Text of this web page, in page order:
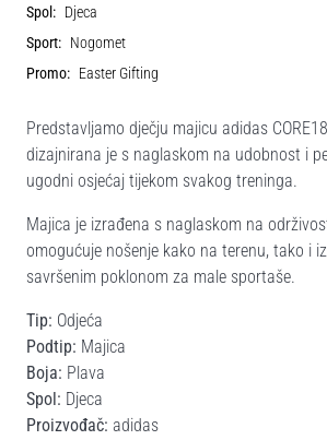
Spol: Djeca
Sport: Nogomet
Promo: Easter Gifting
Predstavljamo dječju majicu adidas
dizajnirana je s naglaskom na udobnost i
ugodni osjećaj tijekom svakog treninga.
Majica je izrađena s naglaskom na
omogućuje nošenje kako na terenu, tako i
savršenim poklonom za male sportaše.
Tip: Odjeća
Podtip: Majica
Boja: Plava
Spol: Djeca
Proizvođač: adidas